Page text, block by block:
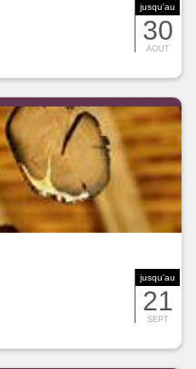
jusqu'au
30
AOUT
jusqu'au
21
SEPT